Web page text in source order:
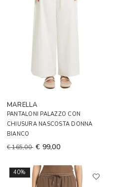
MARELLA
PANTALONI PALAZZO CON
CHIUSURA NASCOSTA DONNA
BIANCO
€ 165,00 € 99,00
40%